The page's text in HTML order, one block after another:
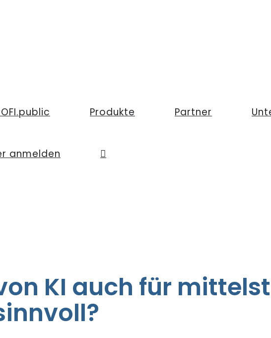
Produkte Partner
anmelden
KI auch für